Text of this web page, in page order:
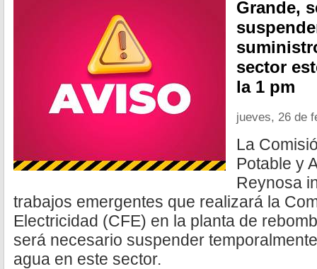
Grande,
sector
la 1 pm
jueves, 26 de
La
Potable y
Reynosa
trabajos emergentes que realizará la
Electricidad (CFE) en la planta de
será necesario suspender
agua en este sector.